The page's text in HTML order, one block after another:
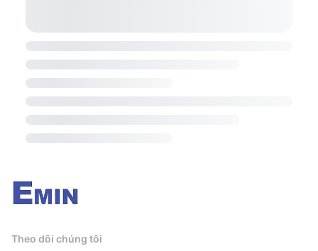
Theo dõi chúng tôi